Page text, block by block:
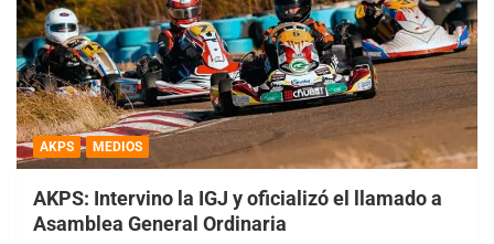
AKPS MEDIOS
AKPS: Intervino la IGJ y oficializó el llamado a
Asamblea General Ordinaria